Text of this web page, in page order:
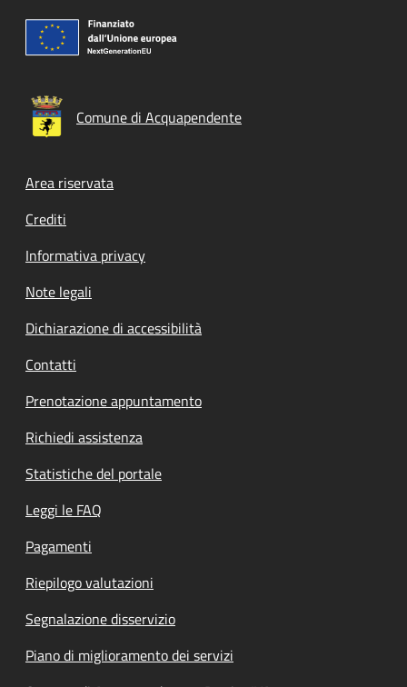
Comune di Acquapendente
Footer menu
Area riservata
Crediti
Informativa privacy
Note legali
Dichiarazione di accessibilità
Contatti
Prenotazione appuntamento
Richiedi assistenza
Statistiche del portale
Leggi le FAQ
Pagamenti
Riepilogo valutazioni
Segnalazione disservizio
Piano di miglioramento dei servizi